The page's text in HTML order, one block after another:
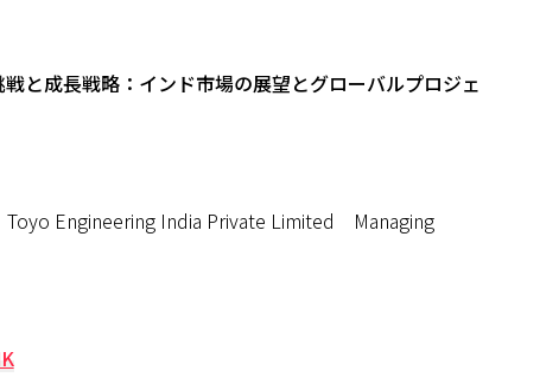
と成長戦略：インド市場の展望とグローバルプロジェ
India Private Limited Managing